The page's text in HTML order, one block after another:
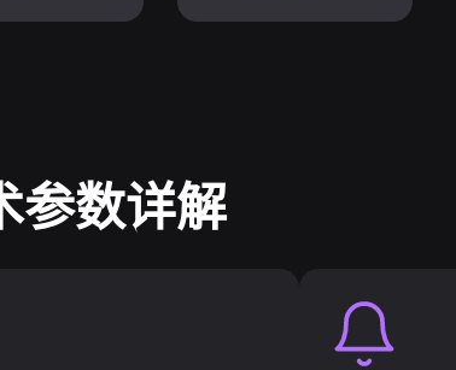
参数详解